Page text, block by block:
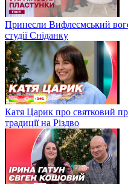
Принесли Вифлеємський
студії Сніданку
Катя Царик про святковий
традиції на Різдво